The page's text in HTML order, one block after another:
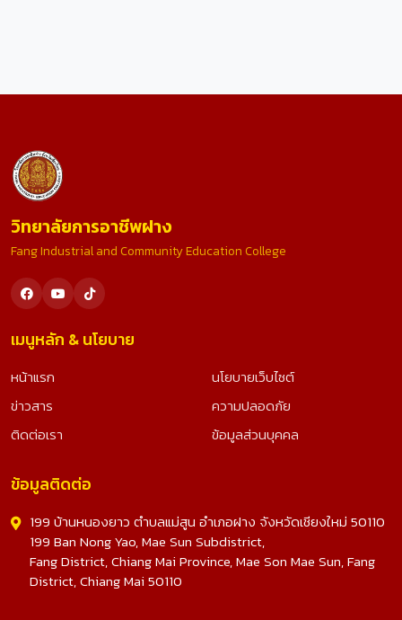
วิทยาลัยการอาชีพฝาง
Fang Industrial and Community Education College
เมนูหลัก & นโยบาย
หน้าแรก
ข่าวสาร
ติดต่อเรา
นโยบายเว็บไซต์
ความปลอดภัย
ข้อมูลส่วนบุคคล
ข้อมูลติดต่อ
199 บ้านหนองยาว ตำบลแม่สูน อำเภอฝาง จังหวัดเชียงใหม่ 50110
199 Ban Nong Yao, Mae Sun Subdistrict,
Fang District, Chiang Mai Province, Mae Son Mae Sun, Fang
District, Chiang Mai 50110